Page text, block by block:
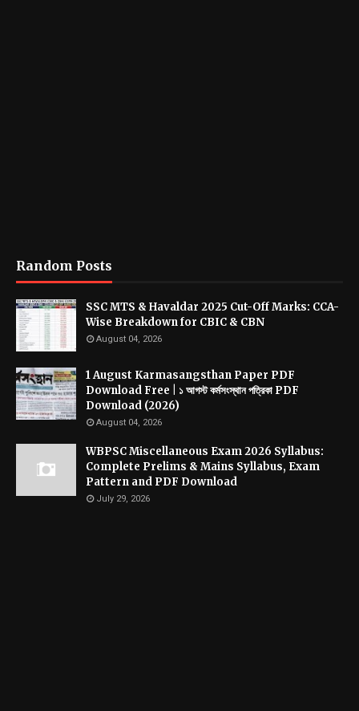
Random Posts
SSC MTS & Havaldar 2025 Cut-Off Marks: CCA-
Wise Breakdown for CBIC & CBN
August 04, 2026
1 August Karmasangsthan Paper PDF
Download Free | ১ আগস্ট কর্মসংস্থান পত্রিকা PDF
Download (2026)
August 04, 2026
WBPSC Miscellaneous Exam 2026 Syllabus:
Complete Prelims & Mains Syllabus, Exam
Pattern and PDF Download
July 29, 2026